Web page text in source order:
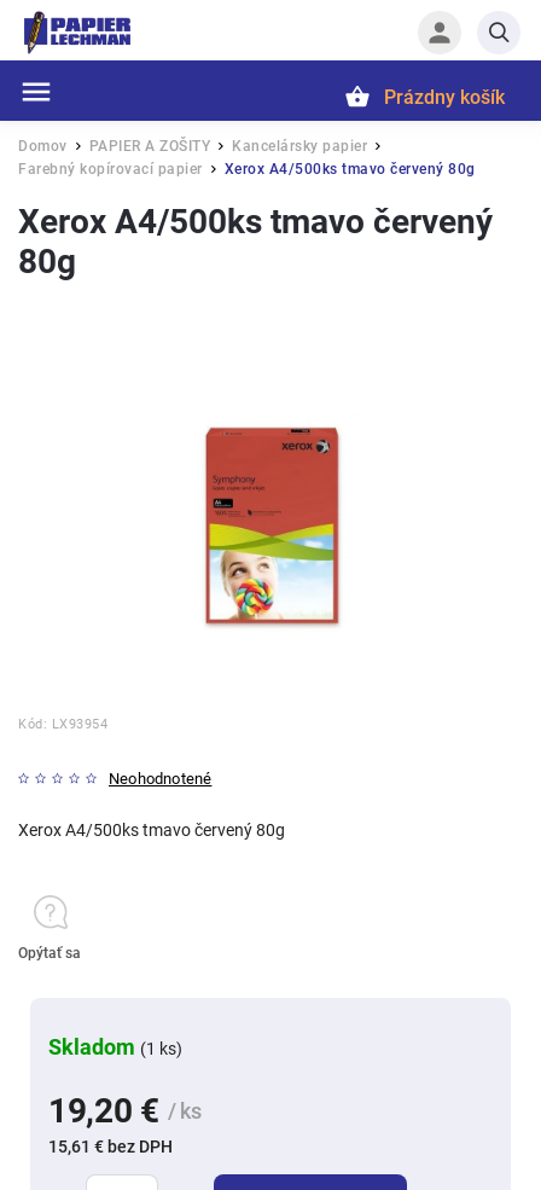
Prázdny košík
Domov / PAPIER A ZOŠITY / Kancelársky papier /
Farebný kopírovací papier / Xerox A4/500ks tmavo červený 80g
Xerox A4/500ks tmavo červený
80g
Kód: LX93954
Neohodnotené
19,20 € / ks
15,61 € bez DPH
Skladom (1 ks)
Xerox A4/500ks tmavo červený 80g
Opýtať sa